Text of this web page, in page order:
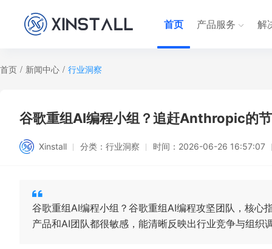
首页 产品服务 解
首页 / 新闻中心 / 行业洞察
谷歌重组AI编程小组？追赶Anthropic的
Xinstall 分类： 行业洞察 时间： 2026-06-26 16:57:07
谷歌重组AI编程小组？谷歌重组AI编程攻坚团队，核心
产品和AI团队都很敏感，能清晰反映出行业竞争与组织